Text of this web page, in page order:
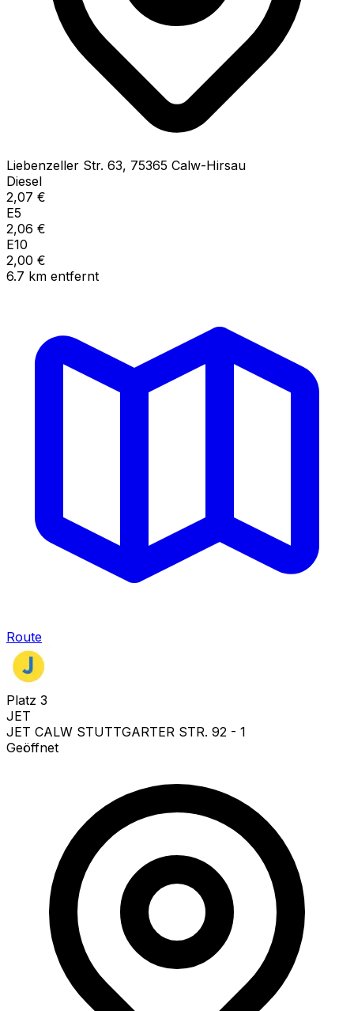
Liebenzeller Str. 63, 75365 Calw-Hirsau
Diesel
2,07 €
E5
2,06 €
E10
2,00 €
6.7 km entfernt
Route
Platz 3
JET
JET CALW STUTTGARTER STR. 92 - 1
Geöffnet